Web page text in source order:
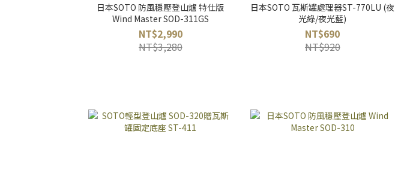
日本SOTO 防風穩壓登山爐 特仕版
Wind Master SOD-311GS
NT$2,990
NT$3,280
日本SOTO 瓦斯罐處理器ST-770LU (夜
光綠/夜光藍)
NT$690
NT$920